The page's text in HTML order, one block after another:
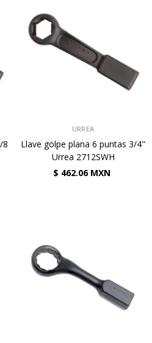
8
URREA
Llave golpe plana 6 puntas 3/4"
Urrea 2712SWH
$ 462.06 MXN